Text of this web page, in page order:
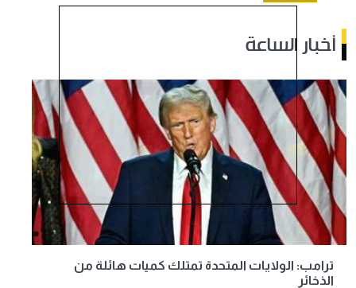
أخبار الساعة
ترامب: الولايات المتحدة تمتلك كميات هائلة من
الذخائر